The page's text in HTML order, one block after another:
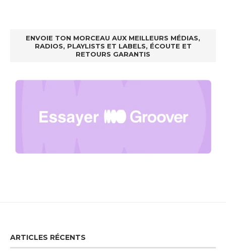
ENVOIE TON MORCEAU AUX MEILLEURS MÉDIAS,
RADIOS, PLAYLISTS ET LABELS, ÉCOUTE ET
RETOURS GARANTIS
ARTICLES RÉCENTS